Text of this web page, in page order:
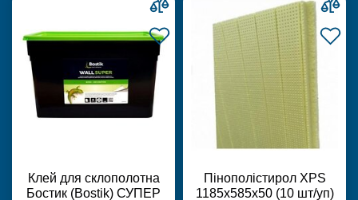
Клей для склополотна
Бостик (Bostik) СУПЕР
Пінополістирол XPS
1185х585х50 (10 шт/уп)